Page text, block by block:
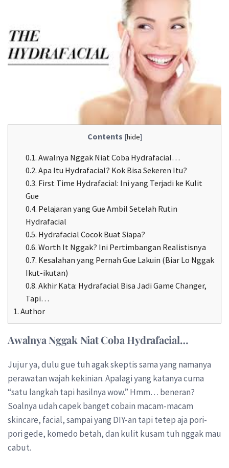
Contents [hide]
0.1. Awalnya Nggak Niat Coba Hydrafacial…
0.2. Apa Itu Hydrafacial? Kok Bisa Sekeren Itu?
0.3. First Time Hydrafacial: Ini yang Terjadi ke Kulit
Gue
0.4. Pelajaran yang Gue Ambil Setelah Rutin
Hydrafacial
0.5. Hydrafacial Cocok Buat Siapa?
0.6. Worth It Nggak? Ini Pertimbangan Realistisnya
0.7. Kesalahan yang Pernah Gue Lakuin (Biar Lo Nggak
Ikut-ikutan)
0.8. Akhir Kata: Hydrafacial Bisa Jadi Game Changer,
Tapi…
1. Author
Awalnya Nggak Niat Coba Hydrafacial…
Jujur ya, dulu gue tuh agak skeptis sama yang namanya
perawatan wajah kekinian. Apalagi yang katanya cuma
“satu langkah tapi hasilnya wow.” Hmm… beneran?
Soalnya udah capek banget cobain macam-macam
skincare, facial, sampai yang DIY-an tapi tetep aja pori-
pori gede, komedo betah, dan kulit kusam tuh nggak mau
cabut.